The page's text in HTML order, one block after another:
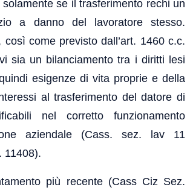
se il trasferimento rechi un
a danno del lavoratore stesso.
così come previsto dall’art. 1460 c.c.
sia un bilanciamento tra i diritti lesi
esigenze di vita proprie e della
al trasferimento del datore di
nel corretto funzionamento
aziendale (Cass. sez. lav 11
11408).
più recente (Cass Ciz Sez.